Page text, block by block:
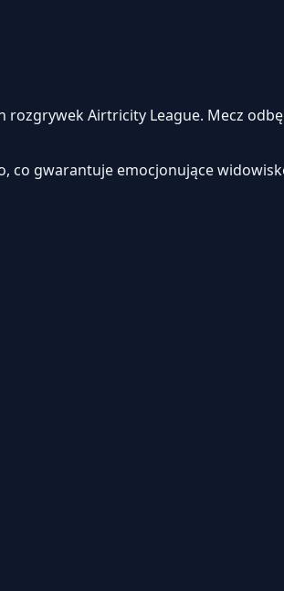
rozgrywek Airtricity League. Mecz
co gwarantuje emocjonujące